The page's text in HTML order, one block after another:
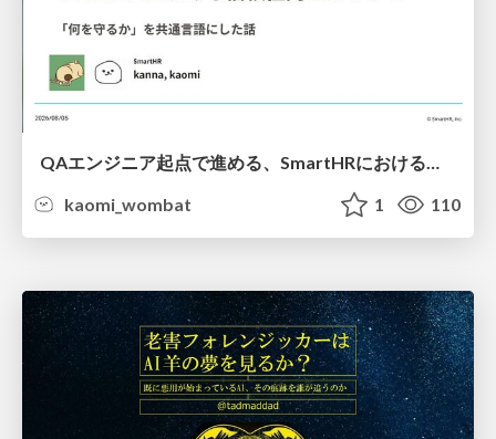
QAエンジニア起点で進める、SmartHRにおける信頼性向上について
kaomi_wombat
1 110